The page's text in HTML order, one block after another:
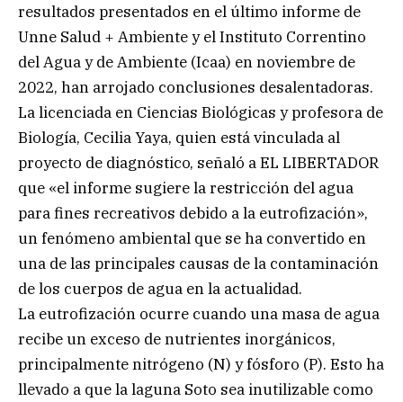
resultados presentados en el último informe de
Unne Salud + Ambiente y el Instituto Correntino
del Agua y de Ambiente (Icaa) en noviembre de
2022, han arrojado conclusiones desalentadoras.
La licenciada en Ciencias Biológicas y profesora de
Biología, Cecilia Yaya, quien está vinculada al
proyecto de diagnóstico, señaló a EL LIBERTADOR
que «el informe sugiere la restricción del agua
para fines recreativos debido a la eutrofización»,
un fenómeno ambiental que se ha convertido en
una de las principales causas de la contaminación
de los cuerpos de agua en la actualidad.
La eutrofización ocurre cuando una masa de agua
recibe un exceso de nutrientes inorgánicos,
principalmente nitrógeno (N) y fósforo (P). Esto ha
llevado a que la laguna Soto sea inutilizable como